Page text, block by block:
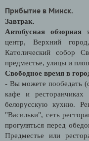
Прибытие в Минск.
Завтрак.
Автобусная
центр, Верхний
Католический собор
предместье, улицы и
Свободное время в
- Вы можете пообедать
кафе и
белорусскую кухню.
"Васильки", сеть
прогуляться перед
Предместье или